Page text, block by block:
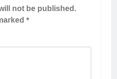
not be published.
*